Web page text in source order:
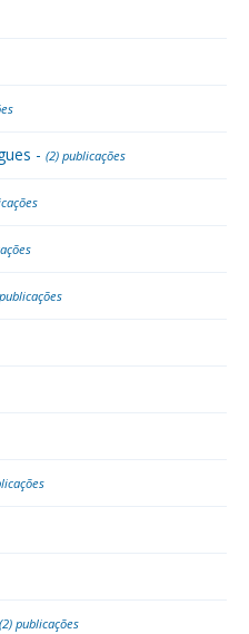
- (2) publicações
(2) publicações